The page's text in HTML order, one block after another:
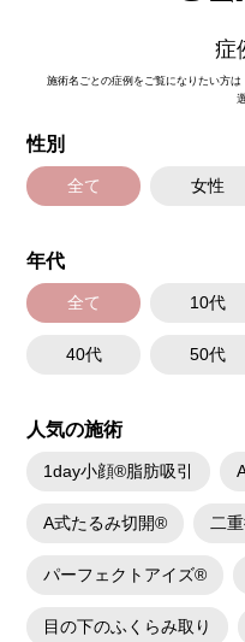
症
施術名ごとの症例をご覧になりたい方
性別
全て 女性
年代
全て 10代
40代 50代
人気の施術
1day小顔®脂肪吸引
A式たるみ切開® 二
パーフェクトアイズ®
目の下のふくらみ取り